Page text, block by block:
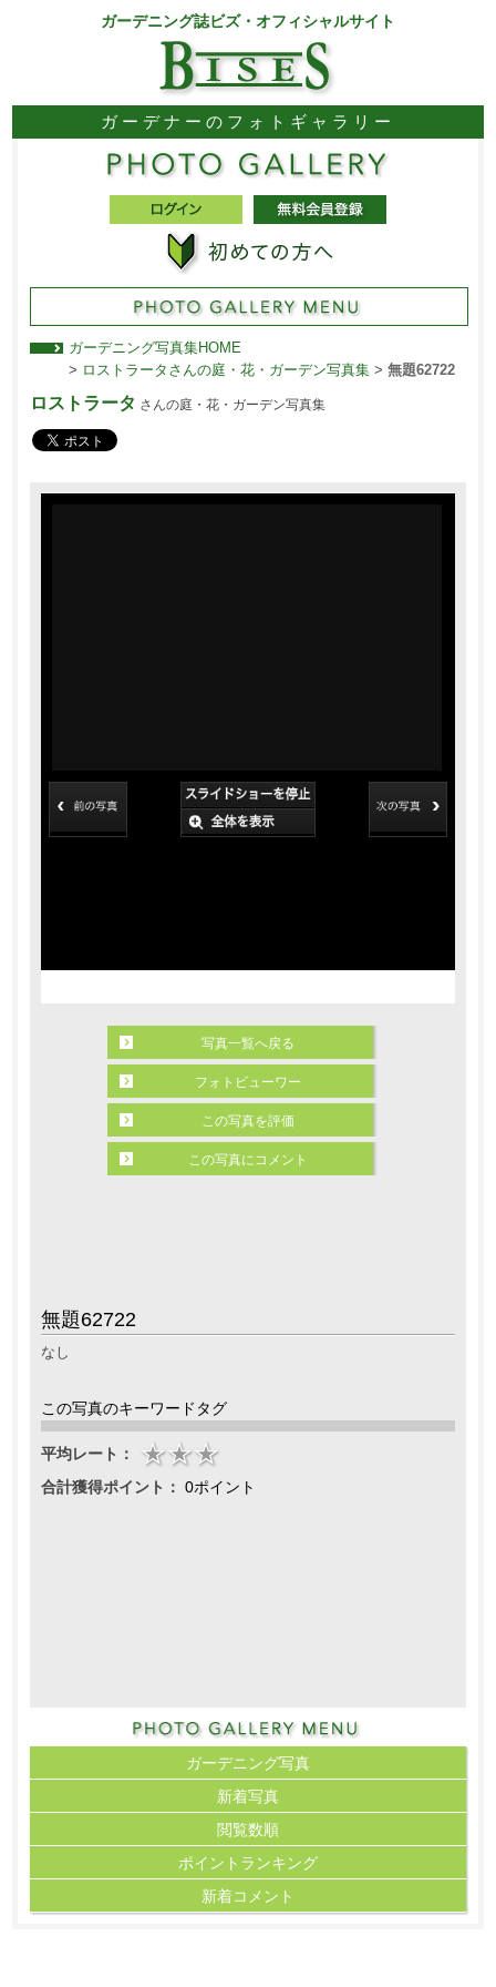
ガーデニング誌ビズ・オフィシャルサイト
ガーデナーのフォトギャラリー
ガーデニング写真集HOME
> ロストラータさんの庭・花・ガーデン写真集> 無題62722
ロストラータ さんの庭・花・ガーデン写真集
無題62722
なし
この写真のキーワードタグ
平均レート：
合計獲得ポイント： 0ポイント
写真一覧へ戻る
フォトビューワー
この写真を評価
この写真にコメント
ガーデニング写真
新着写真
閲覧数順
ポイント ランキング
新着コメント